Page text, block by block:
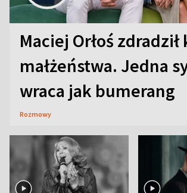
Maciej Orłoś
małżeństwa. Jedna
wraca jak bumerang
Rozmowy